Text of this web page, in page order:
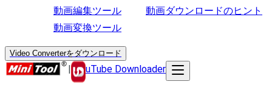
動画編集ツール
動画変換ツール
動画ダウンロードのヒント
Video Converterをダウンロード
| uTube Downloader